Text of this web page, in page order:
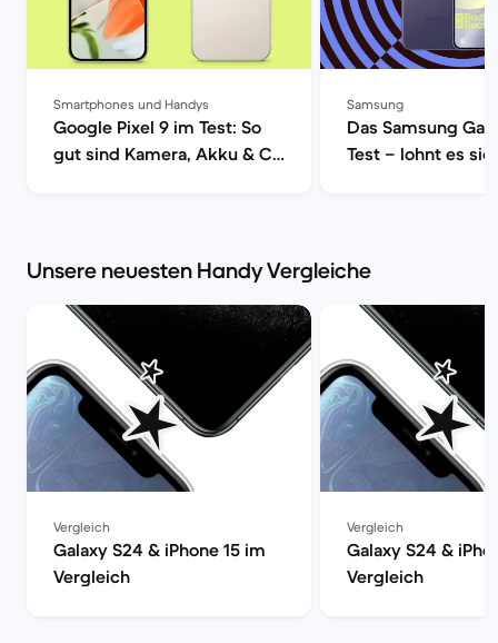
Smartphones und Handys
Google Pixel 9 im Test: So
gut sind Kamera, Akku & Co
Samsung
Das Samsung
Test – lohnt es
Unsere neuesten Handy Vergleiche
Vergleich
Galaxy S24 & iPhone 15 im
Vergleich
Vergleich
Galaxy S24 &
Vergleich